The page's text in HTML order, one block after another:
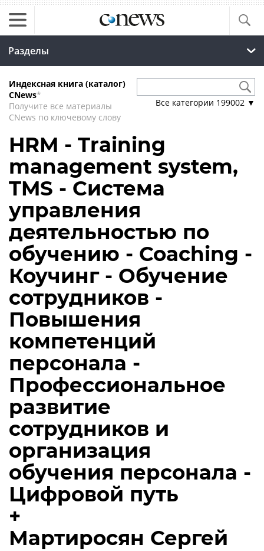
Разделы
Индексная книга (каталог)
CNews*
Получите все материалы
CNews по ключевому слову
Все категории 199002 ▼
HRM - Training
management system,
TMS - Система
управления
деятельностью по
обучению - Coaching -
Коучинг - Обучение
сотрудников -
Повышения
компетенций
персонала -
Профессиональное
развитие
сотрудников и
организация
обучения персонала -
Цифровой путь
+
Мартиросян Сергей